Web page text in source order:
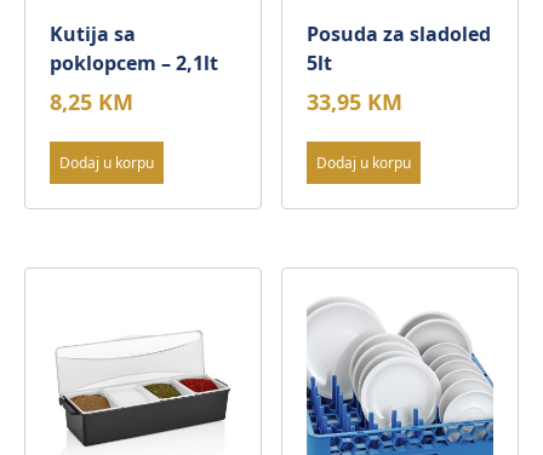
Kutija sa
poklopcem – 2,1lt
8,25 KM
Dodaj u korpu
Posuda za sladoled
5lt
33,95 KM
Dodaj u korpu